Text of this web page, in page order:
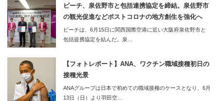
ピーチ、泉佐野市と包括連携協定を締結。泉佐野市
の観光促進などポストコロナの地方創生を強化へ
ピーチは、6月15日に関西国際空港に近い大阪府泉佐野市と
包括提携協定を結んだ。泉…
【フォトレポート】ANA、ワクチン職域接種初日の
接種光景
ANAグループは日本で初めての職域接種のケースとなり、6月
13日（日）より羽田空…